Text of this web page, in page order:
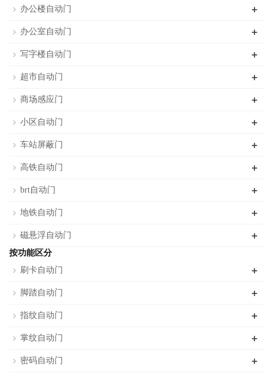
办公楼自动门 +
办公室自动门 +
写字楼自动门 +
超市自动门 +
商场感应门 +
小区自动门 +
车站屏蔽门 +
高铁自动门 +
brt自动门 +
地铁自动门 +
磁悬浮自动门 +
按功能区分
刷卡自动门
+
脚踏自动门 +
指纹自动门 +
掌纹自动门 +
密码自动门 +